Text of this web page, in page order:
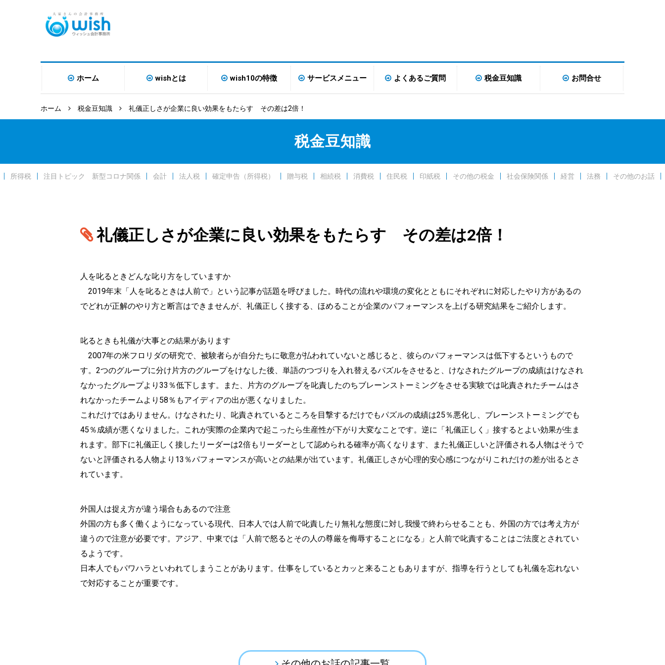
ホーム wishとは wish10の特徴 サービスメニュー よくあるご質問 税金豆知識 お問合せ
ホーム 税金豆知識 礼儀正しさが企業に良い効果をもたらす その差は2倍！
税金豆知識
所得税 注目トピック 新型コロナ関係 会計 法人税 確定申告（所得税） 贈与税 相続税 消費税 住民税 印紙税 その他の税金 社会保険関係 経営 法務 その他のお話
礼儀正しさが企業に良い効果をもたらす その差は2倍！
人を叱るときどんな叱り方をしていますか
2019年末「人を叱るときは人前で」という記事が話題を呼びました。時代の流れや環境の変化とともにそれぞれに対応したやり方があるの
でどれが正解のやり方と断言はできませんが、礼儀正しく接する、ほめることが企業のパフォーマンスを上げる研究結果をご紹介します。
叱るときも礼儀が大事との結果があります
2007年の米フロリダの研究で、被験者らが自分たちに敬意が払われていないと感じると、彼らのパフォーマンスは低下するというもので
す。2つのグループに分け片方のグループをけなした後、単語のつづりを入れ替えるパズルをさせると、けなされたグループの成績はけなされ
なかったグループより33％低下します。また、片方のグループを叱責したのちブレーンストーミングをさせる実験では叱責されたチームはさ
れなかったチームより58％もアイディアの出が悪くなりました。
これだけではありません。けなされたり、叱責されているところを目撃するだけでもパズルの成績は25％悪化し、ブレーンストーミングでも
45％成績が悪くなりました。これが実際の企業内で起こったら生産性が下がり大変なことです。逆に「礼儀正しく」接するとよい効果が生ま
れます。部下に礼儀正しく接したリーダーは2倍もリーダーとして認められる確率が高くなります、また礼儀正しいと評価される人物はそうで
ないと評価される人物より13％パフォーマンスが高いとの結果が出ています。礼儀正しさが心理的安心感につながりこれだけの差が出るとさ
れています。
外国人は捉え方が違う場合もあるので注意
外国の方も多く働くようになっている現代、日本人では人前で叱責したり無礼な態度に対し我慢で終わらせることも、外国の方では考え方が
違うので注意が必要です。アジア、中東では「人前で怒るとその人の尊厳を侮辱することになる」と人前で叱責することはご法度とされてい
るようです。
日本人でもパワハラといわれてしまうことがあります。仕事をしているとカッと来ることもありますが、指導を行うとしても礼儀を忘れない
で対応することが重要です。